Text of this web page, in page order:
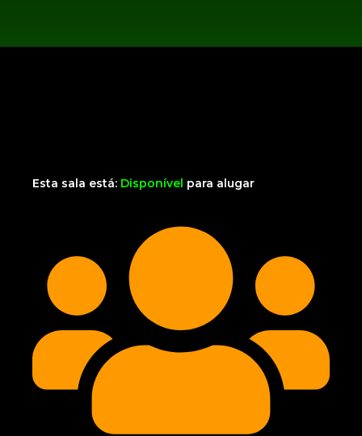
Esta sala está: Disponível para alugar